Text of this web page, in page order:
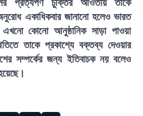
প্রত্যর্পণ চুক্তির আওতায় তাকে
একাধিকবার জানানো হলেও ভারত
কোনো আনুষ্ঠানিক সাড়া পাওয়া
তাকে প্রকাশ্যে বক্তব্য দেওয়ার
সম্পর্কের জন্য ইতিবাচক নয় বলেও